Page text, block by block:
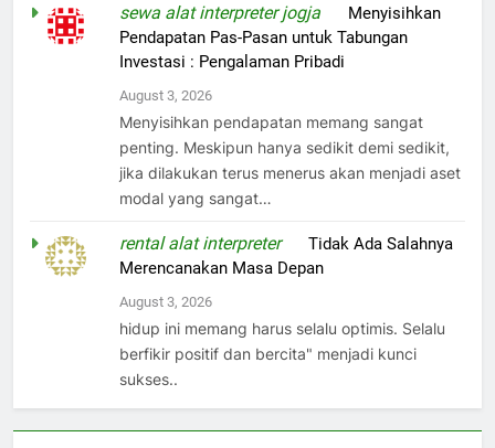
sewa alat interpreter jogja
Menyisihkan
Pendapatan Pas-Pasan untuk Tabungan
Investasi : Pengalaman Pribadi
August 3, 2026
Menyisihkan pendapatan memang sangat
penting. Meskipun hanya sedikit demi sedikit,
jika dilakukan terus menerus akan menjadi aset
modal yang sangat…
rental alat interpreteronTidak Ada Salahnya
Merencanakan Masa Depan
August 3, 2026
hidup ini memang harus selalu optimis. Selalu
berfikir positif dan bercita" menjadi kunci
sukses..